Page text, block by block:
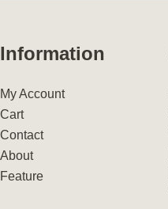
Information
My Account
Cart
Contact
About
Feature